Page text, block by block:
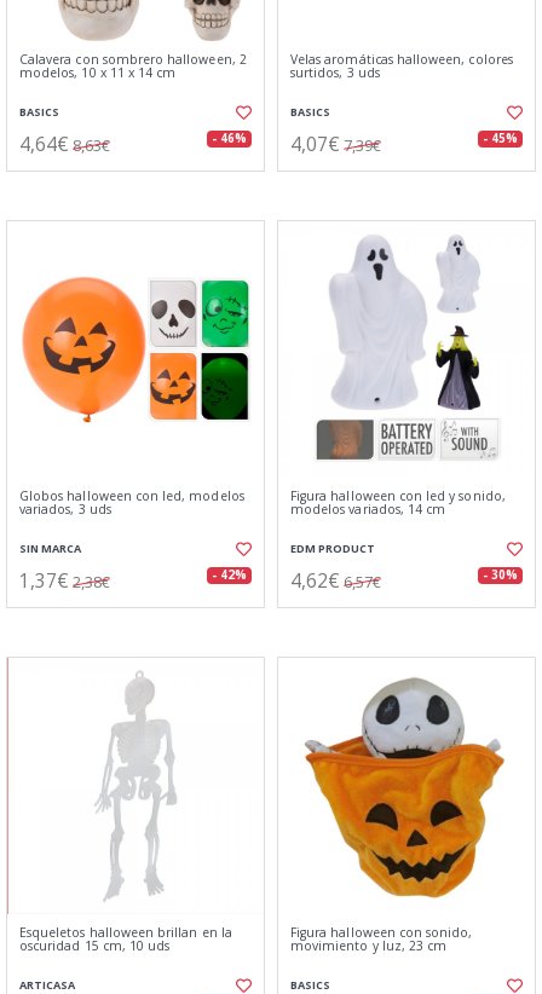
Calavera con sombrero halloween, 2
modelos, 10 x 11 x 14 cm
BASICS
4,64€ 8,63€ - 46%
Velas aromáticas halloween, colores
surtidos, 3 uds
BASICS
4,07€ 7,39€ - 45%
Globos halloween con led, modelos
variados, 3 uds
SIN MARCA
1,37€ 2,38€ - 42%
Figura halloween con led y sonido,
modelos variados, 14 cm
EDM PRODUCT
4,62€ 6,57€ - 30%
Esqueletos halloween brillan en la
oscuridad 15 cm, 10 uds
ARTICASA
Figura halloween con sonido,
movimiento y luz, 23 cm
BASICS